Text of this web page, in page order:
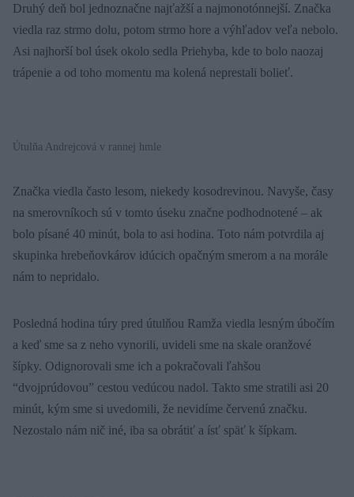
Druhý deň bol jednoznačne najťažší a najmonotónnejší. Značka
viedla raz strmo dolu, potom strmo hore a výhľadov veľa nebolo.
Asi najhorší bol úsek okolo sedla Priehyba, kde to bolo naozaj
trápenie a od toho momentu ma kolená neprestali bolieť.
Útulňa Andrejcová v rannej hmle
Značka viedla často lesom, niekedy kosodrevinou. Navyše, časy
na smerovníkoch sú v tomto úseku značne podhodnotené – ak
bolo písané 40 minút, bola to asi hodina. Toto nám potvrdila aj
skupinka hrebeňovkárov idúcich opačným smerom a na morále
nám to nepridalo.
Posledná hodina túry pred útulňou Ramža viedla lesným úbočím
a keď sme sa z neho vynorili, uvideli sme na skale oranžové
šípky. Odignorovali sme ich a pokračovali ľahšou
“dvojprúdovou” cestou vedúcou nadol. Takto sme stratili asi 20
minút, kým sme si uvedomili, že nevidíme červenú značku.
Nezostalo nám nič iné, iba sa obrátiť a ísť späť k šípkam.